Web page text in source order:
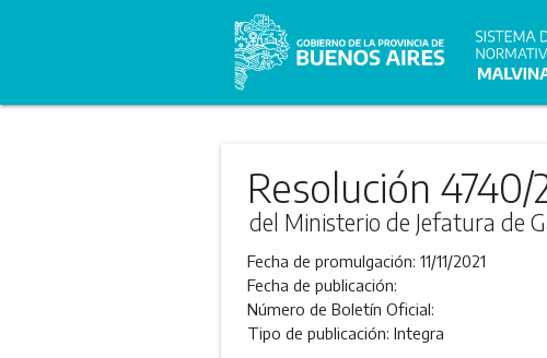
Resolución 4740/
del Ministerio de Jefatura de
Fecha de promulgación: 11/11/2021
Fecha de publicación:
Número de Boletín Oficial:
Tipo de publicación: Integra